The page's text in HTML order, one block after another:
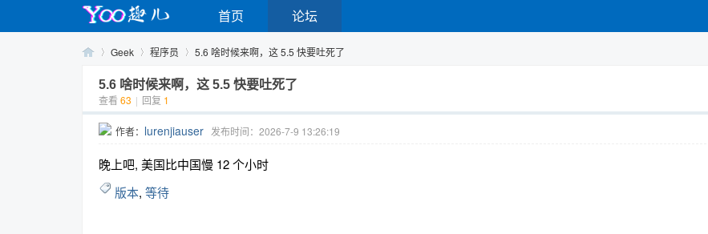
首页 论坛
Geek 程序员 5.6 啥时候来啊，这 5.5 快要吐死了
5.6 啥时候来啊，这 5.5 快要吐死了
查看 63 | 回复 1
作者： lurenjiauser 发布时间：2026-7-9 13:26:19
晚上吧, 美国比中国慢 12 个小时
版本, 等待